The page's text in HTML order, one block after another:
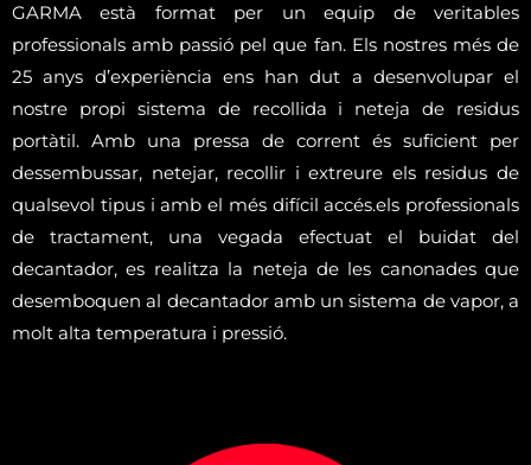
GARMA està format per un equip de veritables
professionals amb passió pel que fan. Els nostres més de
25 anys d’experiència ens han dut a desenvolupar el
nostre propi sistema de recollida i neteja de residus
portàtil. Amb una pressa de corrent és suficient per
dessembussar, netejar, recollir i extreure els residus de
qualsevol tipus i amb el més difícil accés.els professionals
de tractament, una vegada efectuat el buidat del
decantador, es realitza la neteja de les canonades que
desemboquen al decantador amb un sistema de vapor, a
molt alta temperatura i pressió.